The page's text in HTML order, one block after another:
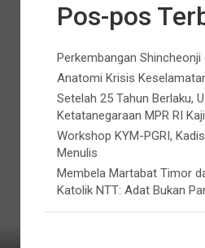
Pos-pos
Perkembangan
Anatomi Krisis
Setelah 25 Tahun Berlaku,
Ketatanegaraan MPR RI
Workshop KYM-PGRI,
Menulis
Membela Martabat Timor
Katolik NTT: Adat Bukan